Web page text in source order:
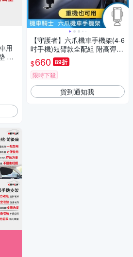
用
腰
【守護者】六爪機車手機架(4-6
吋手機)短臂款全配組 附高彈性
固定帶 摩托車
$660 89折
限時下殺
貨到通知我